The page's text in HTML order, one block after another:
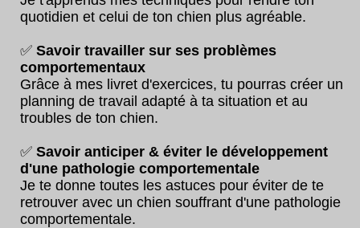
quotidien et celui de ton chien plus agréable.
✅ Savoir travailler sur ses problèmes
comportementaux
Grâce à mes livret d'exercices, tu pourras créer un
planning de travail adapté à ta situation et au
troubles de ton chien.
✅ Savoir anticiper & éviter le développement
d'une pathologie comportementale
Je te donne toutes les astuces pour éviter de te
retrouver avec un chien souffrant d'une pathologie
comportementale.